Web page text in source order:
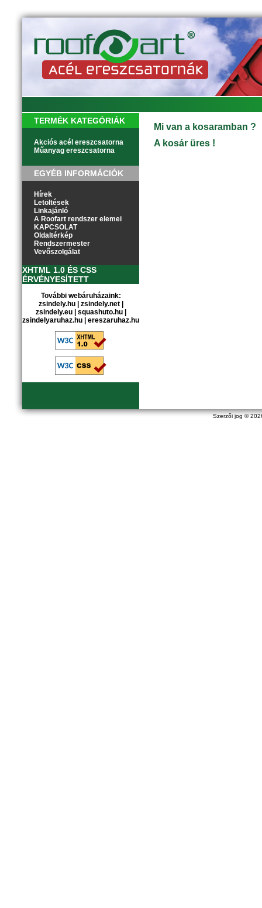
Szerzői jog ©
TERMÉK KATEGÓRIÁK
Akciós acél ereszcsatorna
Műanyag ereszcsatorna
EGYÉB INFORMÁCIÓK
Hírek
Letöltések
Linkajánló
A Roofart rendszer elemei
KAPCSOLAT
Oldaltérkép
Rendszermester
Vevőszolgálat
XHTML 1.0 ÉS CSS
ÉRVÉNYESÍTETT
További webáruházaink:
zsindely.hu| zsindely.net|
zsindely.eu| squashuto.hu|
zsindelyaruhaz.hu
ereszaruhaz.hu
Mi van a kosaramban ?
A kosár üres !